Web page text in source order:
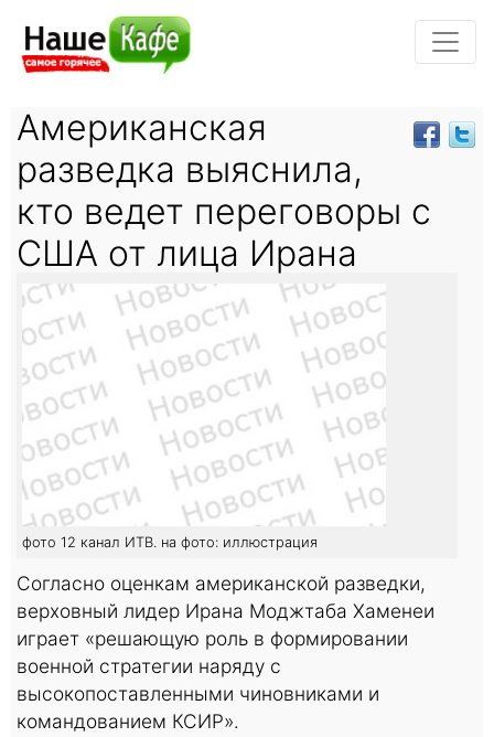
Американская
разведка выяснила,
кто ведет переговоры с
США от лица Ирана
фото 12 канал ИТВ. на фото: иллюстрация
Согласно оценкам американской разведки,
верховный лидер Ирана Моджтаба Хаменеи
играет «решающую роль в формировании
военной стратегии наряду с
высокопоставленными чиновниками и
командованием КСИР».